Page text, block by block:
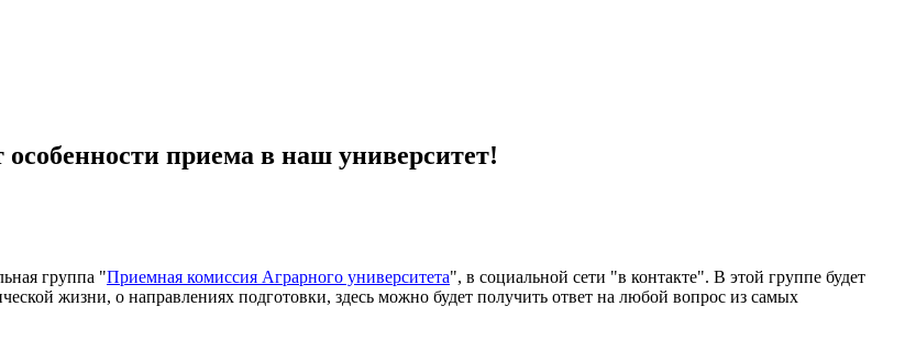
приема в наш университет!
группа "Приемная комиссия Аграрного университета", в социальной сети "в контакте". В этой группе будет
жизни, о направлениях подготовки, здесь можно будет получить ответ на любой вопрос из самых